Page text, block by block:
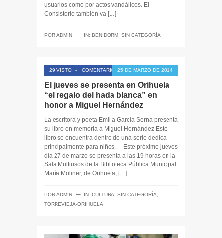
usuarios como por actos vandálicos. El
Consistorio también va […]
POR ADMIN ─ IN: BENIDORM SIN CATEGORÍA
29 VISTO - COMENTARIOS CERRADOS
25 DE MARZO DE 2014
El jueves se presenta en Orihuela
“el regalo del hada blanca” en
honor a Miguel Hernández
La escritora y poeta Emilia García Serna presenta
su libro en memoria a Miguel Hernández Este
libro se encuentra dentro de una serie dedica
principalmente para niños. Este próximo jueves
día 27 de marzo se presenta a las 19 horas en la
Sala Multiusos de la Biblioteca Pública Municipal
María Moliner, de Orihuela, […]
POR ADMIN ─ IN: CULTURA, SIN CATEGORÍA,
TORREVIEJA-ORIHUELA